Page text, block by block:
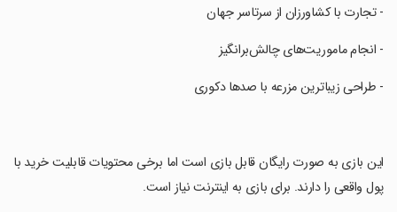
‏- تجارت با کشاورزان از سرتاسر جهان
‏- انجام ماموریت‌های چالش‌برانگیز
‏- طراحی زیباترین مزرعه با صدها دکوری
‏این بازی به صورت رایگان قابل بازی است اما برخی محتویات قابلیت خرید با
پول واقعی را دارند. برای بازی به اینترنت نیاز است.